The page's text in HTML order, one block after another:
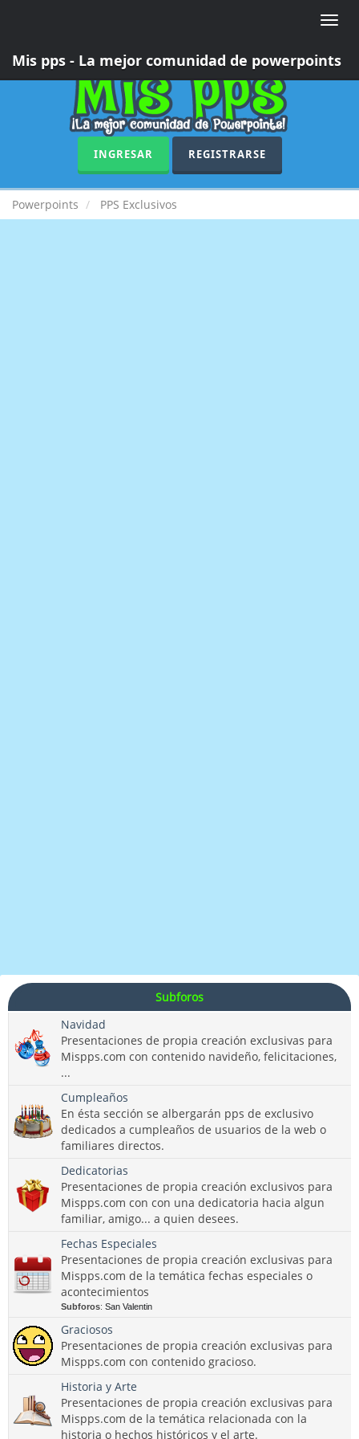
Toggle
Mis pps - La mejor comunidad de powerpoints
INGRESAR REGISTRARSE
Powerpoints PPS Exclusivos
Subforos
Navidad
Presentaciones de propia creación exclusivas para
Mispps.com con contenido navideño, felicitaciones,
...
Cumpleaños
En ésta sección se albergarán pps de exclusivo
dedicados a cumpleaños de usuarios de la web o
familiares directos.
Dedicatorias
Presentaciones de propia creación exclusivos para
Mispps.com con con una dedicatoria hacia algun
familiar, amigo... a quien desees.
Fechas Especiales
Presentaciones de propia creación exclusivas para
Mispps.com de la temática fechas especiales o
acontecimientos
Subforos: San Valentin
Graciosos
Presentaciones de propia creación exclusivas para
Mispps.com con contenido gracioso.
Historia y Arte
Presentaciones de propia creación exclusivas para
Mispps.com de la temática relacionada con la
historia o hechos históricos y el arte.